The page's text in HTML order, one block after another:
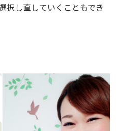
択し直していくこともでき